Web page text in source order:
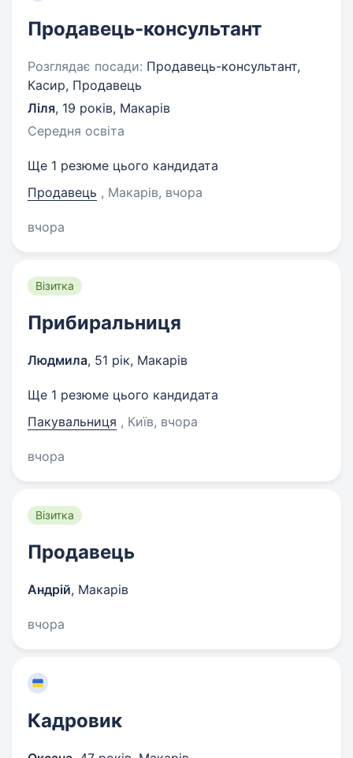
Продавець-консультант
Розглядає посади: Продавець-консультант,
Касир, Продавець
Ліля, 19 років, Макарів
Середня освіта
Ще 1 резюме цього кандидата
Продавець , Макарів, вчора
вчора
Візитка
Прибиральниця
Людмила, 51 рік, Макарів
Ще 1 резюме цього кандидата
Пакувальниця , Київ, вчора
вчора
Візитка
Продавець
Андрій, Макарів
вчора
Кадровик